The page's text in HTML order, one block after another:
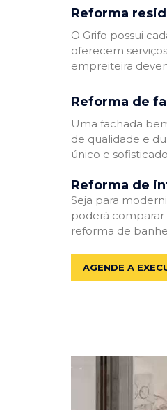
Reforma
O Grifo possui
oferecem
empreiteira
Reforma de
Uma fachada
de qualidade e
único e
Reforma de
Seja para
poderá comparar
reforma de
AGENDE A